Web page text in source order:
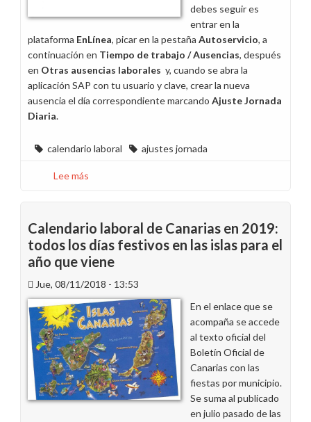
debes seguir es
entrar en la
plataforma EnLínea, picar en la pestaña Autoservicio, a
continuación en Tiempo de trabajo / Ausencias, después
en Otras ausencias laborales y, cuando se abra la
aplicación SAP con tu usuario y clave, crear la nueva
ausencia el día correspondiente marcando Ajuste Jornada
Diaria.
calendario laboral ajustes jornada
Lee más
31
de
diciembre
a
recuperar
Calendario laboral de Canarias en 2019:
todos los días festivos en las islas para el
año que viene
Jue, 08/11/2018 - 13:53
En el enlace que se
acompaña se accede
al texto oficial del
Boletín Oficial de
Canarias con las
fiestas por municipio.
Se suma al publicado
en julio pasado de las